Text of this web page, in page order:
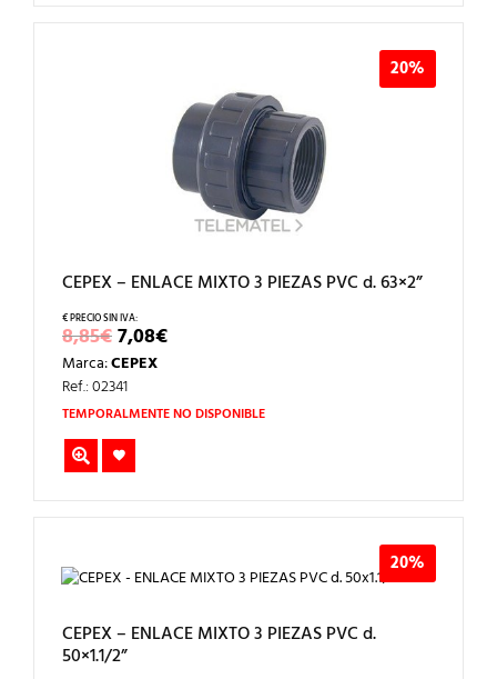
20%
CEPEX – ENLACE MIXTO 3 PIEZAS PVC d. 63×2”
8,85€EL
PRECIO
ORIGINAL
ERA:
8,85€.
7,08€EL
PRECIO
7,08€.
Marca:CEPEX
Ref.: 02341
TEMPORALMENTE NO DISPONIBLE
20%
CEPEX – ENLACE MIXTO 3 PIEZAS PVC d.
50×1.1/2”